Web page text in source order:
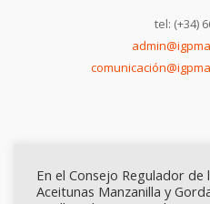
tel: (+34)
En el Consejo Regulador de
Aceitunas Manzanilla y